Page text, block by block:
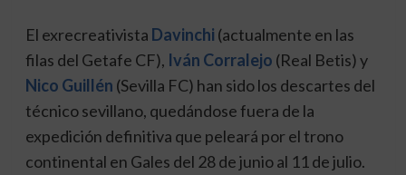
El exrecreativista Davinchi (actualmente en las
filas del Getafe CF), Iván Corralejo (Real Betis) y
Nico Guillén (Sevilla FC) han sido los descartes del
técnico sevillano, quedándose fuera de la
expedición definitiva que peleará por el trono
continental en Gales del 28 de junio al 11 de julio.